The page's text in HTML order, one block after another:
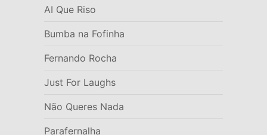
AI Que Riso
Bumba na Fofinha
Fernando Rocha
Just For Laughs
Não Queres Nada
Parafernalha